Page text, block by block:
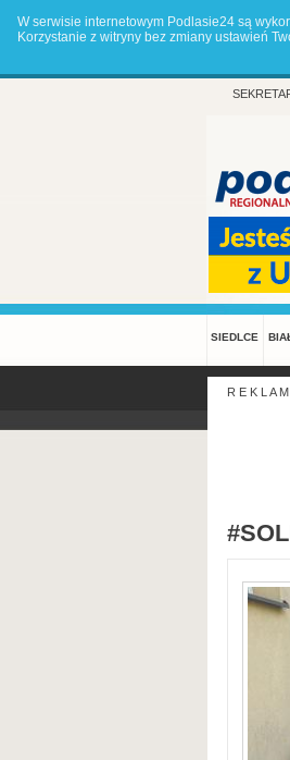
W serwisie internetowym Podlasie24 są
Korzystanie z witryny bez zmiany ustawień
SIEDLCE
R E K L A M